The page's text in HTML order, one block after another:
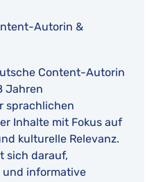
Autorin &
Content-Autorin
Jahren
sprachlichen
Inhalte mit Fokus auf
kulturelle Relevanz.
sich darauf,
informative